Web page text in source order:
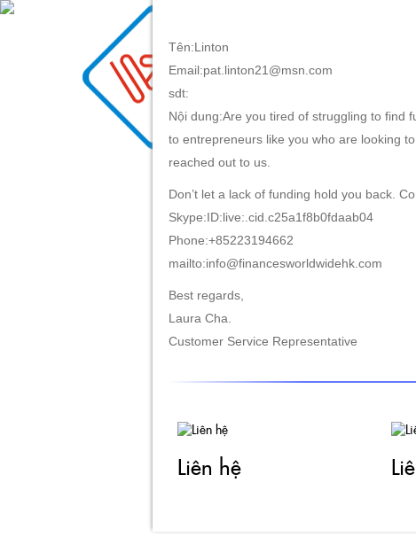
TRANG CHỦ
Tên:Linton
Email:pat.linton21@msn.com
sdt:
Nội dung:Are you tired of struggling to find
to entrepreneurs like you who are looking
reached out to us.
Don’t let a lack of funding hold you back.
Skype:ID:live:.cid.c25a1f8b0fdaab04
Phone:+85223194662
mailto:info@financesworldwidehk.com
Best regards,
Laura Cha.
Customer Service Representative
Liên hệ